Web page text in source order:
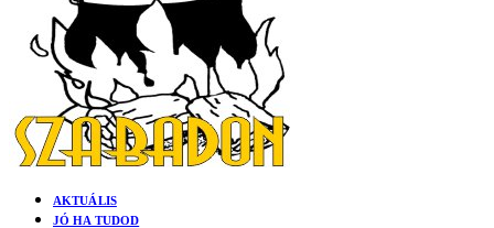
AKTUÁLIS
JÓ HA TUDOD